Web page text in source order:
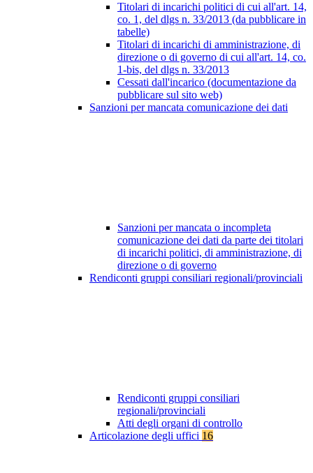
Titolari di incarichi politici di cui all'art. 14,
co. 1, del dlgs n. 33/2013 (da pubblicare in
tabelle)
Titolari di incarichi di amministrazione, di
direzione o di governo di cui all'art. 14, co.
1-bis, del dlgs n. 33/2013
Cessati dall'incarico (documentazione da
pubblicare sul sito web)
Sanzioni per mancata comunicazione dei dati
Sanzioni per mancata o incompleta
comunicazione dei dati da parte dei titolari
di incarichi politici, di amministrazione, di
direzione o di governo
Rendiconti gruppi consiliari regionali/provinciali
Rendiconti gruppi consiliari
regionali/provinciali
Atti degli organi di controllo
Articolazione degli uffici 16